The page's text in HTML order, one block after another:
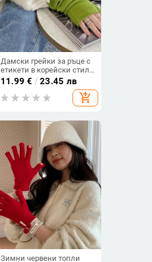
Дамски грейки за ръце с
етикети в корейски стил
Плетени ръкавици без
пръсти Ръкави за китки
Harajuku Едноцветни
11.99 € /23.45 лв
add_shopping_cart
Зимни червени топли